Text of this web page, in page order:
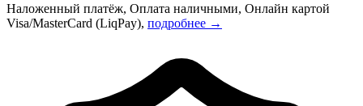
Наложенный платёж, Оплата наличными, Онлайн картой
Visa/MasterCard (LiqPay), подробнее →